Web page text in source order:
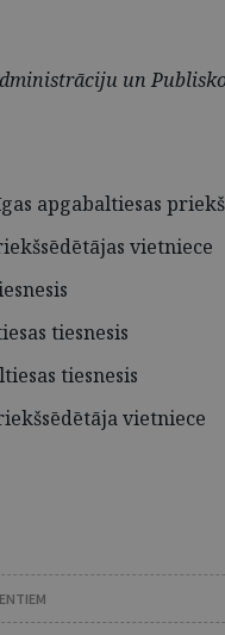
un
apgabaltiesas
vietniece
tiesnesis
tiesnesis
vietniece